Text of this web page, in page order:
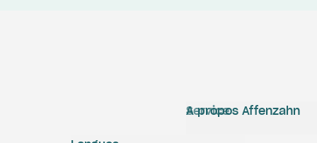
Service
A propos Affenzahn